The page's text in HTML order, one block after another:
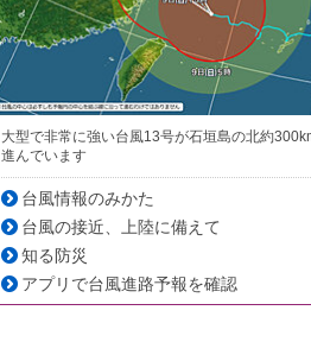
大型で非常に強い台風13号が石垣島の北約
進んでいます
台風情報のみかた
台風の接近、上陸に備えて
知る防災
アプリで台風進路予報を確認